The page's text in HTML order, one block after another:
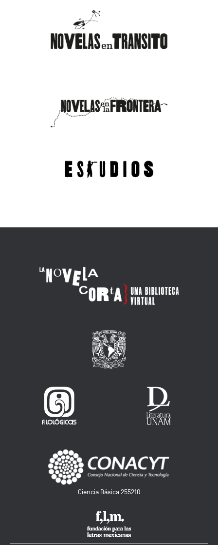
Ciencia Básica 255210